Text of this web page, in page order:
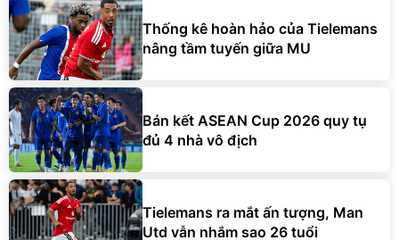
Thống kê hoàn hảo của Tielemans
nâng tầm tuyến giữa MU
Bán kết ASEAN Cup 2026 quy tụ
đủ 4 nhà vô địch
Tielemans ra mắt ấn tượng, Man
Utd vẫn nhắm sao 26 tuổi